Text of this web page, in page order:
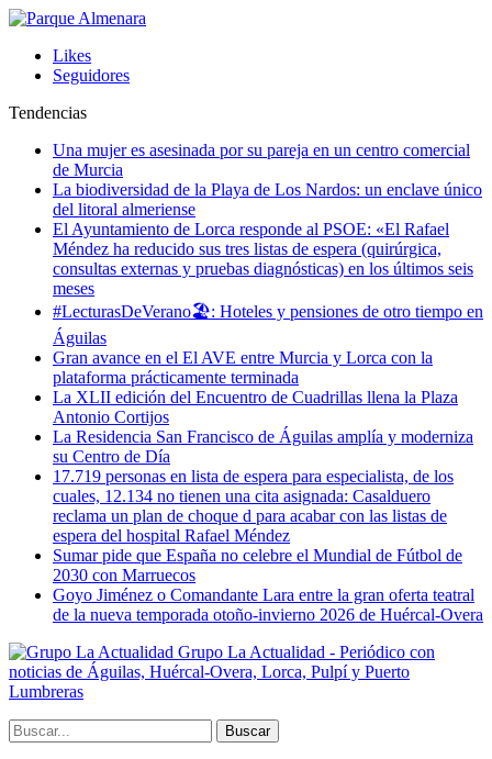
Likes
Seguidores
Tendencias
Una mujer es asesinada por su pareja en un centro comercial
de Murcia
La biodiversidad de la Playa de Los Nardos: un enclave único
del litoral almeriense
El Ayuntamiento de Lorca responde al PSOE: «El Rafael
Méndez ha reducido sus tres listas de espera (quirúrgica,
consultas externas y pruebas diagnósticas) en los últimos seis
meses
#LecturasDeVerano🏖: Hoteles y pensiones de otro tiempo en
Águilas
Gran avance en el El AVE entre Murcia y Lorca con la
plataforma prácticamente terminada
La XLII edición del Encuentro de Cuadrillas llena la Plaza
Antonio Cortijos
La Residencia San Francisco de Águilas amplía y moderniza
su Centro de Día
17.719 personas en lista de espera para especialista, de los
cuales, 12.134 no tienen una cita asignada: Casalduero
reclama un plan de choque d para acabar con las listas de
espera del hospital Rafael Méndez
Sumar pide que España no celebre el Mundial de Fútbol de
2030 con Marruecos
Goyo Jiménez o Comandante Lara entre la gran oferta teatral
de la nueva temporada otoño-invierno 2026 de Huércal-Overa
Grupo La Actualidad - Periódico con
noticias de Águilas, Huércal-Overa, Lorca, Pulpí y Puerto
Lumbreras